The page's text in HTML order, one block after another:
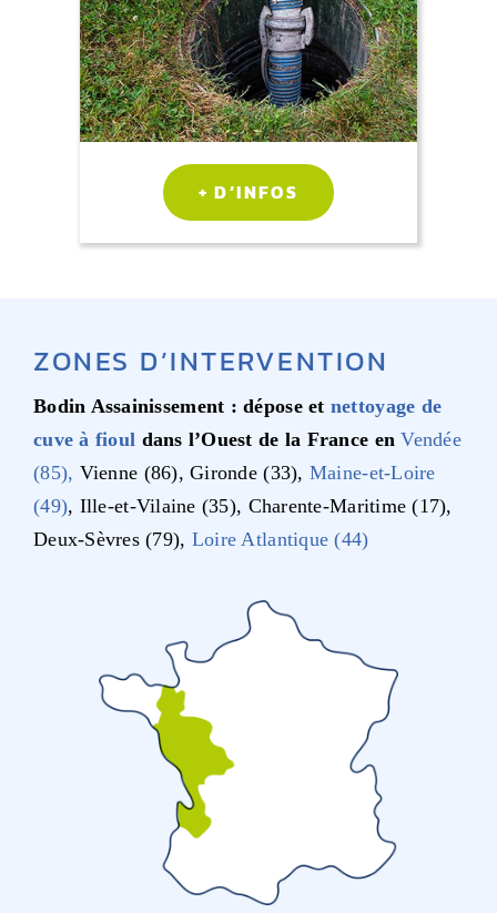
+ D’INFOS
ZONES D’INTERVENTION
Bodin Assainissement : dépose et nettoyage de
cuve à fioul dans l’Ouest de la France enVendée
(85), Vienne (86), Gironde (33), Maine-et-Loire
(49), Ille-et-Vilaine (35), Charente-Maritime (17),
Deux-Sèvres (79), Loire Atlantique (44)